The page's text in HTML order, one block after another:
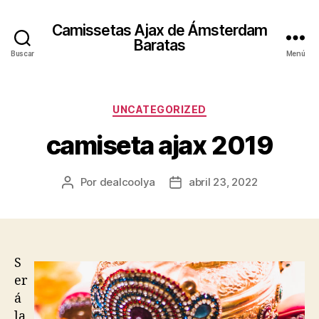
Buscar
Camissetas Ajax de Ámsterdam
Baratas
Menú
Categorías
UNCATEGORIZED
camiseta ajax 2019
Autor
Por dealcoolya
Fechaabril 23, 2022
S
er
á